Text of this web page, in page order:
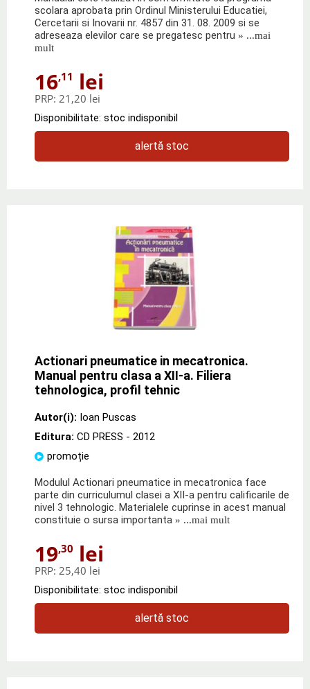
scolara aprobata prin Ordinul Ministerului Educatiei,
Cercetarii si Inovarii nr. 4857 din 31. 08. 2009 si se
adreseaza elevilor care se pregatesc pentru » ...mai
mult
16,11 lei
PRP: 21,20 lei
Disponibilitate: stoc indisponibil
alertă stoc
Actionari pneumatice in mecatronica.
Manual pentru clasa a XII-a. Filiera
tehnologica, profil tehnic
Autor(i): Ioan Puscas
Editura: CD PRESS - 2012
promoție
Modulul Actionari pneumatice in mecatronica face
parte din curriculumul clasei a XII-a pentru calificarile de
nivel 3 tehnologic. Materialele cuprinse in acest manual
constituie o sursa importanta » ...mai mult
19,30 lei
PRP: 25,40 lei
Disponibilitate: stoc indisponibil
alertă stoc